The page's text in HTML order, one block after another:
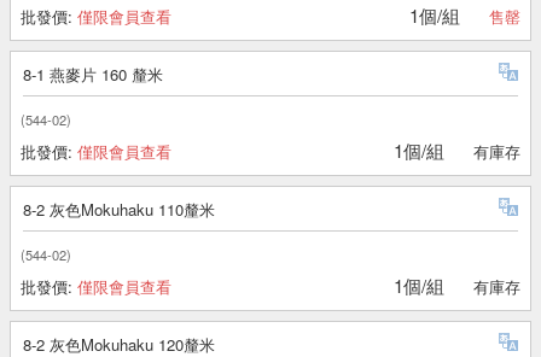
批發價: 僅限會員查看 1個/組 售罄
8-1 燕麥片 160 釐米
(544-02)
批發價: 僅限會員查看 1個/組 有庫存
8-2 灰色Mokuhaku 110釐米
(544-02)
批發價: 僅限會員查看 1個/組 有庫存
8-2 灰色Mokuhaku 120釐米